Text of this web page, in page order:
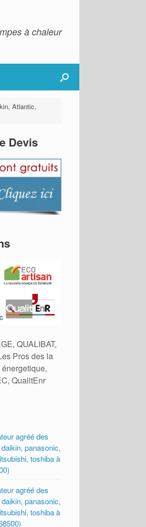
à chaleur
Atlantic,
Devis
QUALIBAT,
Pros des la
QualitEnr
agréé des
panasonic,
toshiba à
agréé des
panasonic,
toshiba à